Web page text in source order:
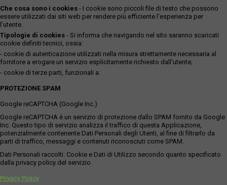
Che cosa sono i cookies - I cookie sono piccoli file di testo che possono
essere utilizzati dai siti web per rendere più efficiente l'esperienza per
l'utente.
Tipologie di cookies - Si informa che navigando nel sito saranno scaricati
cookie definiti tecnici, ossia:
- cookie di autenticazione utilizzati nella misura strettamente necessaria al
fornitore a erogare un servizio esplicitamente richiesto dall'utente;
- cookie di terze parti, funzionali a:
PROTEZIONE SPAM
Google reCAPTCHA (Google Inc.)
Google reCAPTCHA è un servizio di protezione dallo SPAM fornito da Google
Inc. Questo tipo di servizio analizza il traffico di questa Applicazione,
potenzialmente contenente Dati Personali degli Utenti, al fine di filtrarlo da
parti di traffico, messaggi e contenuti riconosciuti come SPAM.
Dati Personali raccolti: Cookie e Dati di Utilizzo secondo quanto specificato
dalla privacy policy del servizio.
Privacy Policy